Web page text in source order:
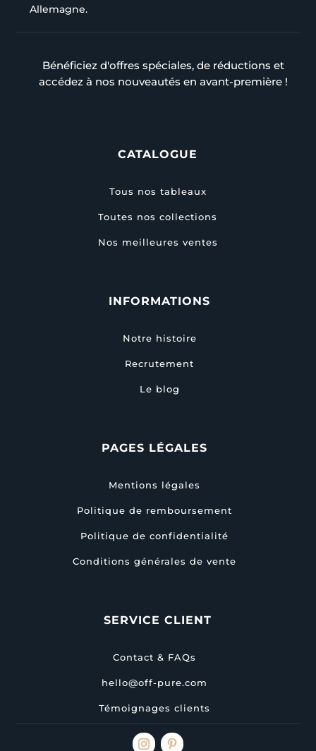
Allemagne.
Bénéficiez d'offres spéciales, de réductions et
accédez à nos nouveautés en avant-première !
CATALOGUE
Tous nos tableaux
Toutes nos collections
Nos meilleures ventes
INFORMATIONS
Notre histoire
Recrutement
Le blog
PAGES LÉGALES
Mentions légales
Politique de remboursement
Politique de confidentialité
Conditions générales de vente
SERVICE CLIENT
Contact & FAQs
hello@off-pure.com
Témoignages clients